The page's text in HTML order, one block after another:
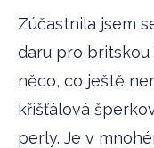
Zúčastnila jsem
daru pro britskou
něco, co ještě
křišťálová
perly. Je v